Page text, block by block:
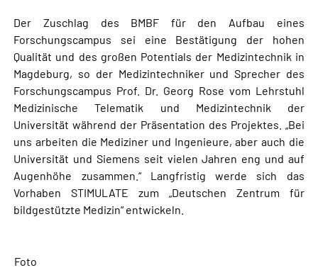
Der Zuschlag des BMBF für den Aufbau eines
Forschungscampus sei eine Bestätigung der hohen
Qualität und des großen Potentials der Medizintechnik in
Magdeburg, so der Medizintechniker und Sprecher des
Forschungscampus Prof. Dr. Georg Rose vom Lehrstuhl
Medizinische Telematik und Medizintechnik der
Universität während der Präsentation des Projektes. „Bei
uns arbeiten die Mediziner und Ingenieure, aber auch die
Universität und Siemens seit vielen Jahren eng und auf
Augenhöhe zusammen.“ Langfristig werde sich das
Vorhaben STIMULATE zum „Deutschen Zentrum für
bildgestützte Medizin“ entwickeln.
Foto